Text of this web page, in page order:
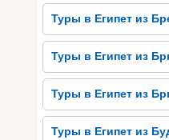
Горус, посвященный
архитектура и
непревзойденную
Кроме того, Сома
прекрасными
заповедник Рас
место для любителей
Туры в Египет из
Туры в Египет из
Туры в Египет из
Туры в Египет из